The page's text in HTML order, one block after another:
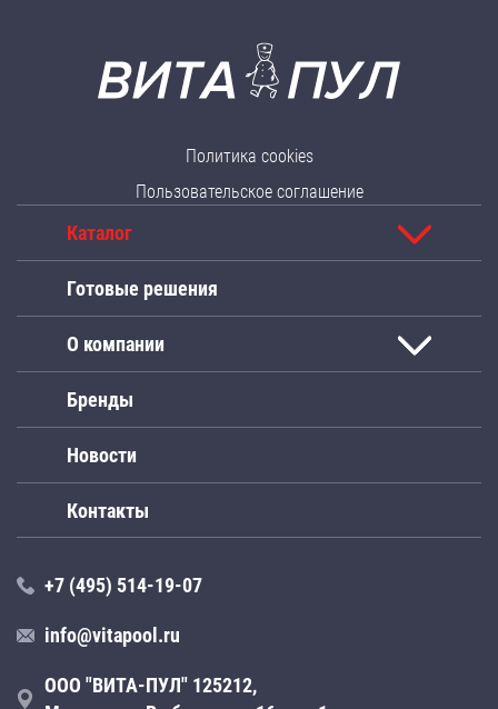
Политика cookies
Пользовательское соглашение
Каталог
Готовые решения
О компании
Бренды
Новости
Контакты
+7 (495) 514-19-07
info@vitapool.ru
ООО "ВИТА-ПУЛ" 125212,